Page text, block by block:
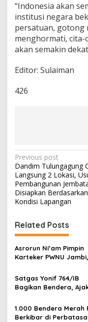
“Indonesia akan
institusi negara
persatuan, gotong
menghormati, cita-
akan semakin
Editor: Sulaiman
426
P
o
s
t
a
v
i
a
i
Previous post
Dandim Tulungagung
Langsung 2 Lokasi,
Pembangunan
Disiapkan Berdasarkan
Kondisi Lapangan
Related Posts
Asrorun Ni’am Pimpin
Karteker PWNU Jambi,
Muda Visioner untuk
Kedua NU
Satgas Yonif 764/IB
Bagikan Bendera,
HUT RI
1.000 Bendera Merah
Berkibar di